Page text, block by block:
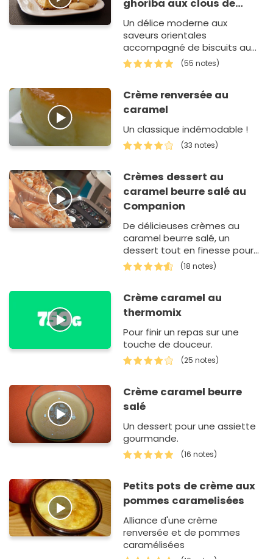
ghoriba aux clous de
girofle
Un délice moderne aux
saveurs orientales
accompagné de biscuits au
beurre.
(55 notes)
Crème renversée au
caramel
Un classique indémodable !
(33 notes)
Crèmes dessert au
caramel beurre salé au
Companion
De délicieuses crèmes au
caramel beurre salé, un
dessert tout en finesse pour
se régaler... Une recette
vraiment facile pour épat…
(18 notes)
Crème caramel au
thermomix
Pour finir un repas sur une
touche de douceur.
(25 notes)
Crème caramel beurre
salé
Un dessert pour une assiette
gourmande.
(16 notes)
Petits pots de crème aux
pommes caramelisées
Alliance d'une crème
renversée et de pommes
caramélisées